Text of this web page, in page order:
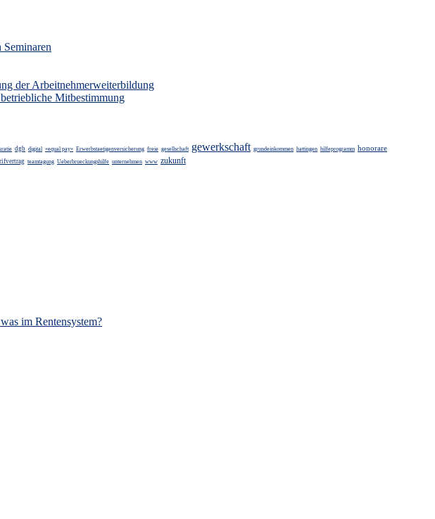
der Arbeitnehmerweiterbildung
Mitbestimmung
dgb digital «equal pay» Erwerbstaetigenversicherung freie gesellschaft gewerkschaft grundeinkommen hattingen hilfeprogramm honorare
teamtagung Ueberbrueckungshilfe unternehmen www zukunft